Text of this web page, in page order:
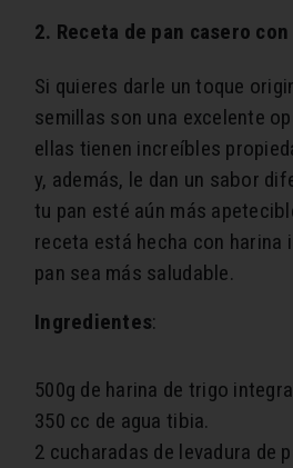
2. Receta de pan casero
Si quieres darle un toque
semillas son una excelente
ellas tienen increíbles
y, además, le dan un sabor
tu pan esté aún más
receta está hecha con harina
pan sea más saludable.
Ingredientes:
500g de harina de trigo
350 cc de agua tibia.
2 cucharadas de levadura de